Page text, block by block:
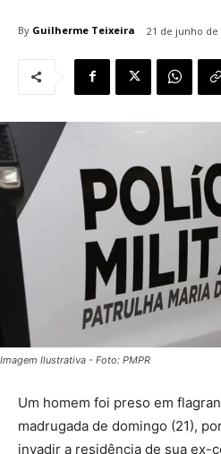
By Guilherme Teixeira 21 de junho de
Imagem Ilustrativa - Foto: PMPR
Um homem foi preso em
madrugada de domingo (21),
invadir a residência de sua ex-